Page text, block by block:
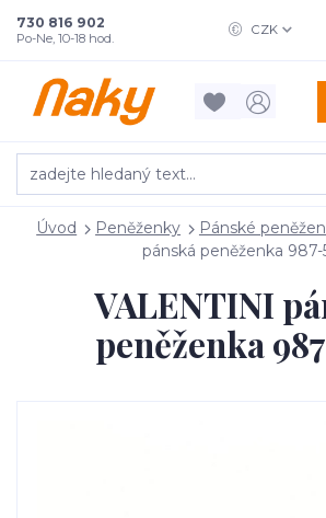
CZK
730 816 902
Po-Ne, 10-18 hod.
Úvod Peněženky Pánské
pánská peněženka 987-
VALENTINI
peněženka